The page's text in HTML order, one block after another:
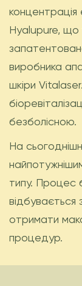
Hyalupure, що
виробника
шкіри
безболісною.
На
типу. Процес
отримати
процедур.